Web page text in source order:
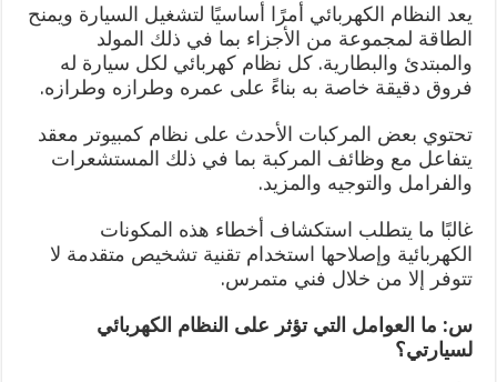
يعد النظام الكهربائي أمرًا أساسيًا لتشغيل السيارة ويمنح
الطاقة لمجموعة من الأجزاء بما في ذلك المولد
والمبتدئ والبطارية. كل نظام كهربائي لكل سيارة له
فروق دقيقة خاصة به بناءً على عمره وطرازه وطرازه.
تحتوي بعض المركبات الأحدث على نظام كمبيوتر معقد
يتفاعل مع وظائف المركبة بما في ذلك المستشعرات
والفرامل والتوجيه والمزيد.
غالبًا ما يتطلب استكشاف أخطاء هذه المكونات
الكهربائية وإصلاحها استخدام تقنية تشخيص متقدمة لا
تتوفر إلا من خلال فني متمرس.
س: ما العوامل التي تؤثر على النظام الكهربائي
لسيارتي؟